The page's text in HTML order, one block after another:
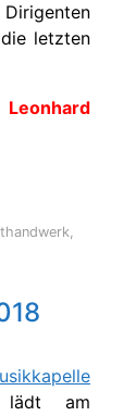
letzten
,
am